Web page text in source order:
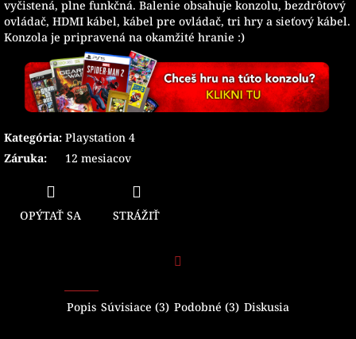
vyčistená, plne funkčná. Balenie obsahuje konzolu, bezdrôtový
ovládač, HDMI kábel, kábel pre ovládač, tri hry a sieťový kábel.
Konzola je pripravená na okamžité hranie :)
Kategória: Playstation 4
Záruka: 12 mesiacov
OPÝTAŤ SA STRÁŽIŤ
Popis Súvisiace (3) Podobné (3) Diskusia